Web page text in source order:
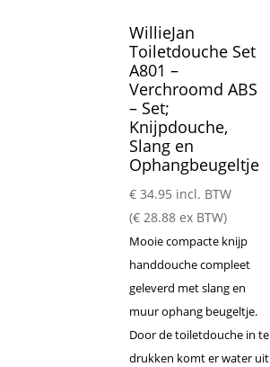
WillieJan
Toiletdouche Set
A801 –
Verchroomd ABS
– Set;
Knijpdouche,
Slang en
Ophangbeugeltje
€ 34.95 incl. BTW
(€ 28.88 ex BTW)
Mooie compacte knijp
handdouche compleet
geleverd met slang en
muur ophang beugeltje.
Door de toiletdouche in te
drukken komt er water uit